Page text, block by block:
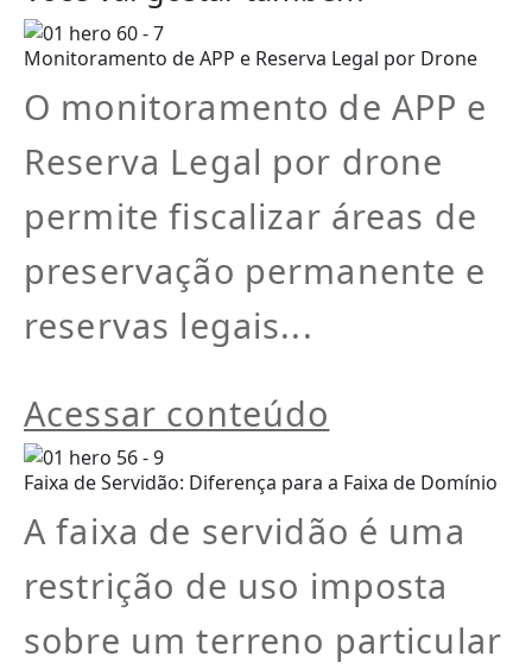
Monitoramento de APP e Reserva Legal por Drone
O monitoramento de APP e
Reserva Legal por drone
permite fiscalizar áreas de
preservação permanente e
reservas legais...
Acessar conteúdo
Faixa de Servidão: Diferença para a Faixa de Domínio
A faixa de servidão é uma
restrição de uso imposta
sobre um terreno particular